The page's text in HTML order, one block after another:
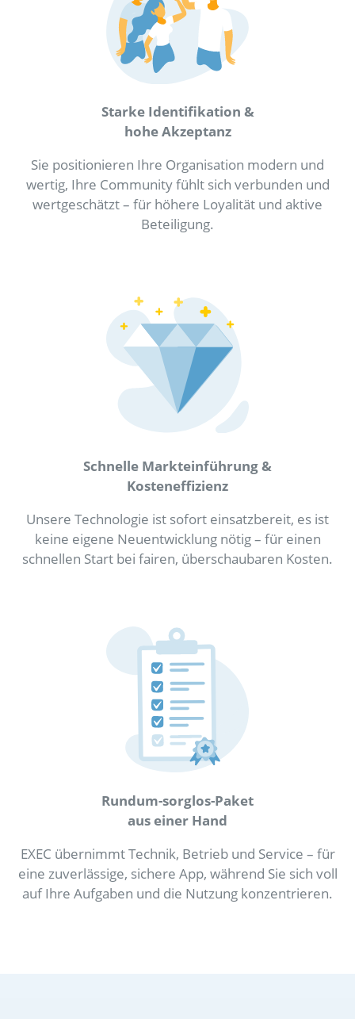
Starke Identifikation &
hohe Akzeptanz
Sie positionieren Ihre Organisation modern und
wertig, Ihre Community fühlt sich verbunden und
wertgeschätzt – für höhere Loyalität und aktive
Beteiligung.
Schnelle Markteinführung &
Kosteneffizienz
Unsere Technologie ist sofort einsatzbereit, es ist
keine eigene Neuentwicklung nötig – für einen
schnellen Start bei fairen, überschaubaren Kosten.
Rundum-sorglos-Paket
aus einer Hand
EXEC übernimmt Technik, Betrieb und Service – für
eine zuverlässige, sichere App, während Sie sich voll
auf Ihre Aufgaben und die Nutzung konzentrieren.